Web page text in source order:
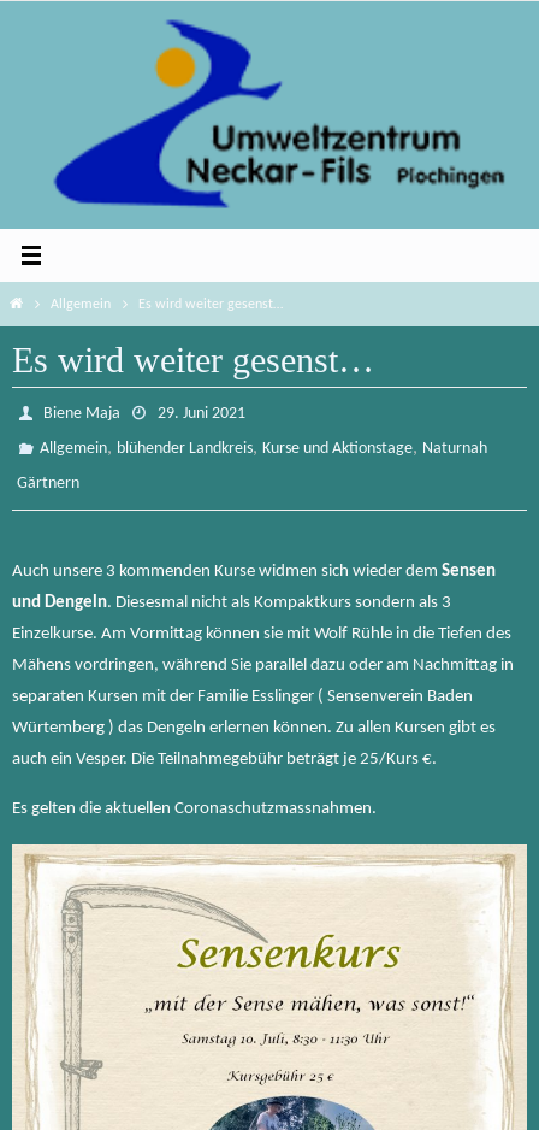
HomeAllgemein Es wird weiter gesenst…
Es wird weiter gesenst…
Biene Maja
29. Juni 2021
Allgemein, blühender Landkreis,Kurse und Aktionstage, Naturnah
Gärtnern
Auch unsere 3 kommenden Kurse widmen sich wieder dem Sensen
und Dengeln. Diesesmal nicht als Kompaktkurs sondern als 3
Einzelkurse. Am Vormittag können sie mit Wolf Rühle in die Tiefen des
Mähens vordringen, während Sie parallel dazu oder am Nachmittag in
separaten Kursen mit der Familie Esslinger ( Sensenverein Baden
Würtemberg ) das Dengeln erlernen können. Zu allen Kursen gibt es
auch ein Vesper. Die Teilnahmegebühr beträgt je 25/Kurs €.
Es gelten die aktuellen Coronaschutzmassnahmen.